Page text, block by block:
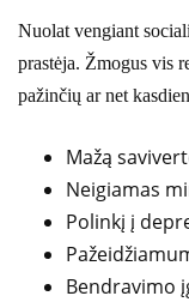
Nuolat vengiant
prastėja. Žmogus vis
pažinčių ar net
Mažą
Neigiamas
Polinkį į
Bendravimo